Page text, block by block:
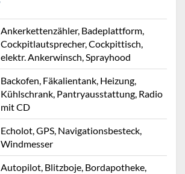
Ankerkettenzähler, Badeplattform,
Cockpitlautsprecher, Cockpittisch,
elektr. Ankerwinsch, Sprayhood
Backofen, Fäkalientank, Heizung,
Kühlschrank, Pantryausstattung, Radio
mit CD
Echolot, GPS, Navigationsbesteck,
Windmesser
Autopilot, Blitzboje, Bordapotheke,